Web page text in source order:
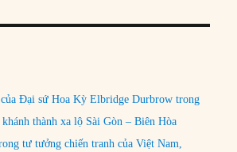
Đại sứ Hoa Kỳ Elbridge Durbrow trong
thành xa lộ Sài Gòn – Biên Hòa
tư tưởng chiến tranh của Việt Nam,